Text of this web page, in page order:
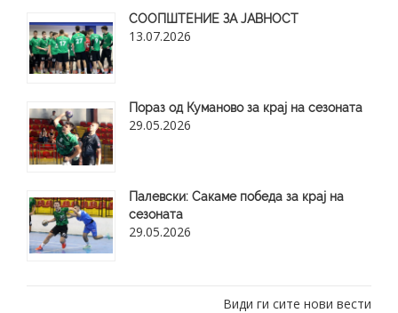
СООПШТЕНИЕ ЗА ЈАВНОСТ
13.07.2026
Пораз од Куманово за крај на сезоната
29.05.2026
​Палевски: Сакаме победа за крај на
сезоната
29.05.2026
Види ги сите нови вести